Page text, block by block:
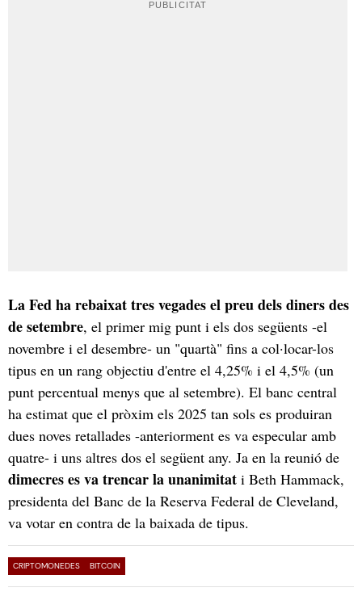
La Fed ha rebaixat tres vegades el preu dels diners des
de setembre, el primer mig punt i els dos següents -el
novembre i el desembre- un "quartà" fins a col·locar-los
tipus en un rang objectiu d'entre el 4,25% i el 4,5% (un
punt percentual menys que al setembre). El banc central
ha estimat que el pròxim els 2025 tan sols es produiran
dues noves retallades -anteriorment es va especular amb
quatre- i uns altres dos el següent any. Ja en la reunió de
dimecres es va trencar la unanimitat i Beth Hammack,
presidenta del Banc de la Reserva Federal de Cleveland,
va votar en contra de la baixada de tipus.
CRIPTOMONEDES BITCOIN